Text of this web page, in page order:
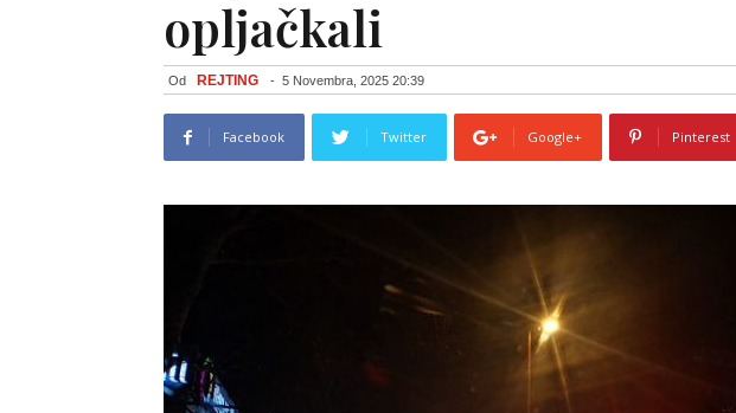
opljačkali
Od REJTING - 5 Novembra, 2025 20:39
Facebook Twitter Google+ Pinterest